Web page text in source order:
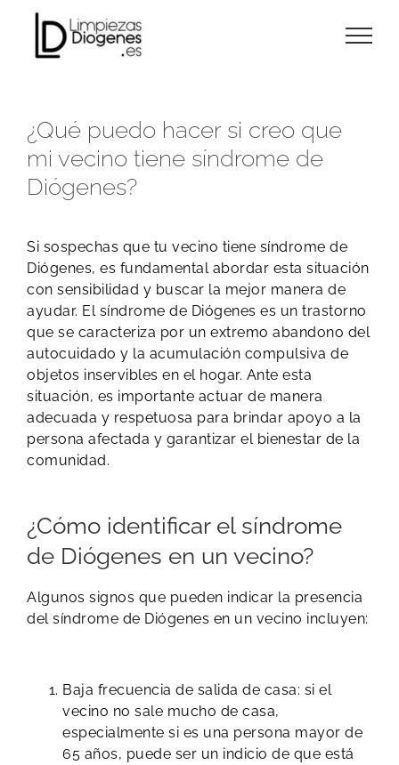
content
¿Qué puedo hacer si creo que
mi vecino tiene síndrome de
Diógenes?
​Si sospechas que tu vecino tiene síndrome de
Diógenes, es fundamental abordar esta situación
con sensibilidad y buscar la mejor manera de
ayudar. El síndrome de Diógenes es un trastorno
que se caracteriza por un extremo abandono del
autocuidado y la acumulación compulsiva de
objetos inservibles en el hogar. Ante esta
situación, es importante actuar de manera
adecuada y respetuosa para brindar apoyo a la
persona afectada y garantizar el bienestar de la
comunidad.
​¿Cómo identificar el síndrome
de Diógenes en un vecino?
Algunos signos que pueden indicar la presencia
del síndrome de Diógenes en un vecino incluyen:
Baja frecuencia de salida de casa: si el
vecino no sale mucho de casa,
especialmente si es una persona mayor de
65 años, puede ser un indicio de que está